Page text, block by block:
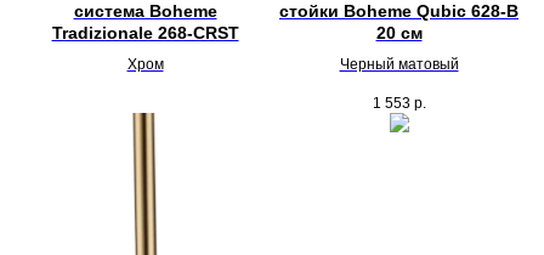
система Boheme
Tradizionale 268-CRST
Хром
стойки Boheme Qubic 628-B
20 см
Черный матовый
1 553 р.